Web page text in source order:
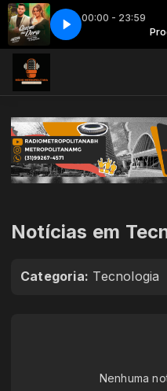
00:00 - 23:59
musical
Jerry Smith - Quem Me Dera
Notícias em
Categoria: Tecnologia
Nenhuma